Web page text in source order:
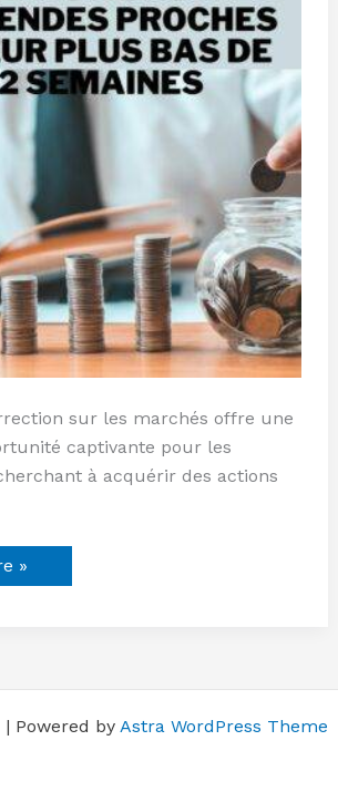
sur les marchés offre une
captivante pour les
à acquérir des actions
»
Powered by Astra WordPress Theme